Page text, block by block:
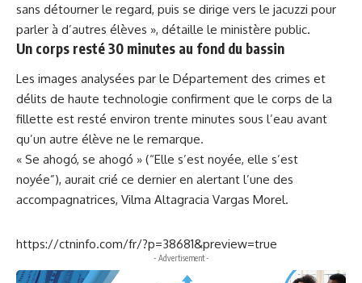
sans détourner le regard, puis se dirige vers le jacuzzi pour
parler à d’autres élèves », détaille le ministère public.
Un corps resté 30 minutes au fond du bassin
Les images analysées par le Département des crimes et
délits de haute technologie confirment que le corps de la
fillette est resté environ trente minutes sous l’eau avant
qu’un autre élève ne le remarque.
« Se ahogó, se ahogó » (“Elle s’est noyée, elle s’est
noyée”), aurait crié ce dernier en alertant l’une des
accompagnatrices, Vilma Altagracia Vargas Morel.
https://ctninfo.com/fr/?p=38681&preview=true
- Advertisement -